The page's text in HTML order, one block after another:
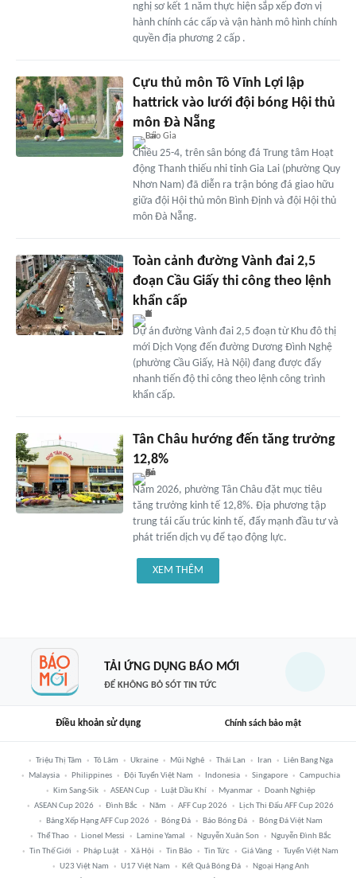
nghị sơ kết 1 năm thực hiện sắp xếp đơn vị
hành chính các cấp và vận hành mô hình chính
quyền địa phương 2 cấp .
Cựu thủ môn Tô Vĩnh Lợi lập
hattrick vào lưới đội bóng Hội thủ
môn Đà Nẵng
Chiều 25-4, trên sân bóng đá Trung tâm Hoạt
động Thanh thiếu nhi tỉnh Gia Lai (phường Quy
Nhơn Nam) đã diễn ra trận bóng đá giao hữu
giữa đội Hội thủ môn Bình Định và đội Hội thủ
môn Đà Nẵng.
Toàn cảnh đường Vành đai 2,5
đoạn Cầu Giấy thi công theo lệnh
khẩn cấp
Dự án đường Vành đai 2,5 đoạn từ Khu đô thị
mới Dịch Vọng đến đường Dương Đình Nghệ
(phường Cầu Giấy, Hà Nội) đang được đẩy
nhanh tiến độ thi công theo lệnh công trình
khẩn cấp.
Tân Châu hướng đến tăng trưởng
12,8%
Năm 2026, phường Tân Châu đặt mục tiêu
tăng trưởng kinh tế 12,8%. Địa phương tập
trung tái cấu trúc kinh tế, đẩy mạnh đầu tư và
phát triển dịch vụ để tạo động lực.
XEM THÊM
TẢI ỨNG DỤNG BÁO MỚI
ĐỂ KHÔNG BỎ SÓT TIN TỨC
Điều khoản sử dụng Chính sách bảo mật
Triệu Thị Tâm Tô Lâm Ukraine Mũi Nghê Thái Lan Iran
Liên Bang Nga
Malaysia
Philippines Đội Tuyển Việt Nam Indonesia Singapore
Campuchia
Kim Sang-Sik
ASEAN Cup Luật Dầu Khí Myanmar
Doanh Nghiệp
ASEAN Cup 2026
Đình Bắc Năm AFF Cup 2026
Lịch Thi Đấu AFF Cup 2026
Bảng Xếp Hạng AFF Cup 2026
Bóng Đá Báo Bóng Đá
Bóng Đá Việt Nam
Thể Thao
Lionel Messi Lamine Yamal Nguyễn Xuân Son
Nguyễn Đình Bắc
Tin Thế Giới
Pháp Luật Xã Hội Tin Bão Tin Tức Giá Vàng
Tuyển Việt Nam
U23 Việt Nam
U17 Việt Nam Kết Quả Bóng Đá
Ngoại Hạng Anh